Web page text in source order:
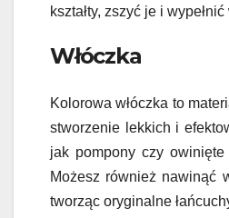
kształty, zszyć je i wypełnić
Włóczka
Kolorowa włóczka to
stworzenie lekkich i
jak pompony czy
Możesz również nawinąć
tworząc oryginalne